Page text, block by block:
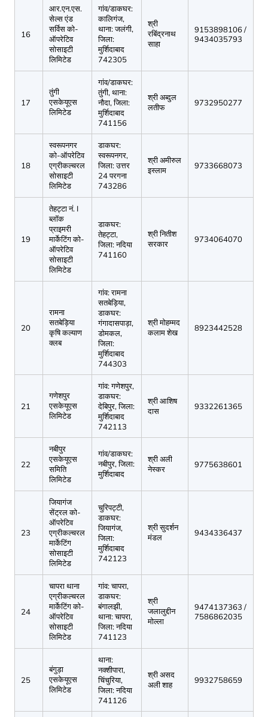
16
आर.एन.एस.
सेल्स एंड
सर्विस को-
ऑपरेटिव
सोसाइटी
लिमिटेड
गांव/डाकघर:
कालिगंज,
थाना: जलंगी,
जिला:
मुर्शिदाबाद
742305
श्री
रबिंद्रनाथ
साहा
9153898106 /
9434035793
17
तुंगी
एसकेयूएस
लिमिटेड
गांव/डाकघर:
तुंगी, थाना:
नौदा, जिला:
मुर्शिदाबाद
741156
श्री अब्दुल
लतीफ
9732950277
18
स्वरूपनगर
को-ऑपरेटिव
एग्रीकल्चरल
सोसाइटी
लिमिटेड
डाकघर:
स्वरूपनगर,
जिला: उत्तर
24 परगना
743286
श्री अमीरुल
इस्लाम
9733668073
19
तेहट्टा नं. I
ब्लॉक
प्राइमरी
मार्केटिंग को-
ऑपरेटिव
सोसाइटी
लिमिटेड
डाकघर:
तेहट्टा,
जिला: नदिया
741160
श्री नितीश
सरकार
9734064070
20
रामना
सतबेड़िया
कृषि कल्याण
क्लब
गांव: रामना
सतबेड़िया,
डाकघर:
गंगादासपाड़ा,
डोमकल,
जिला:
मुर्शिदाबाद
744303
श्री मोहम्मद
कलाम शेख
8923442528
21
गणेशपुर
एसकेयूएस
लिमिटेड
गांव: गणेशपुर,
डाकघर:
देबिपुर, जिला:
मुर्शिदाबाद
742113
श्री आशिष
दास
9332261365
22
नबीपुर
एसकेयूएस
समिति
लिमिटेड
गांव/डाकघर:
नबीपुर, जिला:
मुर्शिदाबाद
श्री अली
नेस्कर
9775638601
23
जियागंज
सेंट्रल को-
ऑपरेटिव
एग्रीकल्चरल
मार्केटिंग
सोसाइटी
लिमिटेड
चुरिपट्टी,
डाकघर:
जियागंज,
जिला:
मुर्शिदाबाद
742123
श्री सुदर्शन
मंडल
9434336437
24
चापरा थाना
एग्रीकल्चरल
मार्केटिंग को-
ऑपरेटिव
सोसाइटी
लिमिटेड
गांव: चापरा,
डाकघर:
बंगालझी,
थाना: चापरा,
जिला: नदिया
741123
श्री
जलालुद्दीन
मोल्ला
9474137363 /
7586862035
25
बंगुड़ा
एसकेयूएस
लिमिटेड
थाना:
नक्शीपारा,
चिंचुरिया,
जिला: नदिया
741126
श्री असद
अली शाह
9932758659